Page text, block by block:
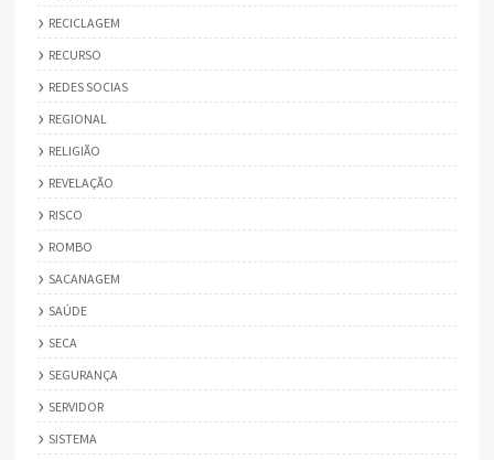
RECICLAGEM
RECURSO
REDES SOCIAS
REGIONAL
RELIGIÃO
REVELAÇÃO
RISCO
ROMBO
SACANAGEM
SAÚDE
SECA
SEGURANÇA
SERVIDOR
SISTEMA